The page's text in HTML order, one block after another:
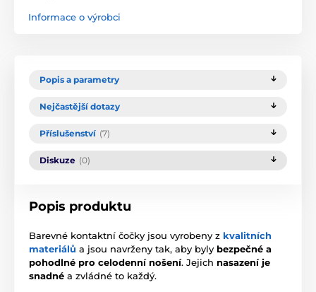
Informace o výrobci
Popis a parametry
Nejčastější dotazy
Příslušenství (7)
Diskuze (0)
Popis produktu
Barevné kontaktní čočky jsou vyrobeny z kvalitních
materiálů a jsou navrženy tak, aby byly bezpečné a
pohodlné pro celodenní nošení. Jejich nasazení je
snadné a zvládné to každý.